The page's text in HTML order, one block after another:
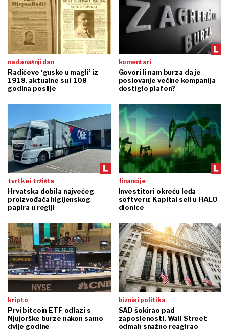
na današnji dan
Radićeve ‘guske u magli’ iz
1918. aktualne su i 108
godina poslije
komentari
Govori li nam burza da je
poslovanje većine kompanija
dostiglo plafon?
tvrtke i tržišta
Hrvatska dobila najvećeg
proizvođača higijenskog
papira u regiji
financije
Investitori okreću leđa
softveru: Kapital seli u HALO
dionice
kripto
Prvi bitcoin ETF odlazi s
Njujorške burze nakon samo
dvije godine
biznis i politika
SAD šokirao pad
zaposlenosti, Wall Street
odmah snažno reagirao